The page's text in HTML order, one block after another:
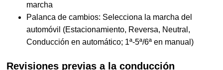
marcha
Palanca de cambios: Selecciona la marcha del
automóvil (Estacionamiento, Reversa, Neutral,
Conducción en automático; 1ª-5ª/6ª en manual)
Revisiones previas a la conducción